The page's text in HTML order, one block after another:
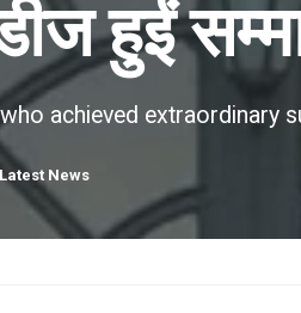
हुईं
achieved extraordinary
Latest News